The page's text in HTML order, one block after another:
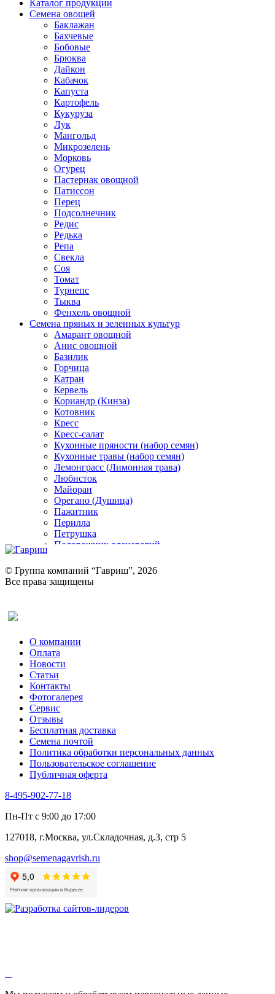
Каталог продукции
Семена овощей
Баклажан
Бахчевые
Бобовые
Брюква
Дайкон
Кабачок
Капуста
Картофель
Кукуруза
Лук
Мангольд
Микрозелень
Морковь
Огурец
Пастернак овощной
Патиссон
Перец
Подсолнечник
Редис
Редька
Репа
Свекла
Соя
Томат
Турнепс
Тыква
Фенхель овощной
Семена пряных и зеленных культур
Амарант овощной
Анис овощной
Базилик
Горчица
Катран
Кервель
Кориандр (Кинза)
Котовник
Кресс
Кресс-салат
Кухонные пряности (набор семян)
Кухонные травы (набор семян)
Лемонграсс (Лимонная трава)
Любисток
Майоран
Орегано (Душица)
Пажитник
Перилла
Петрушка
Подорожник оленерогий
Ревень
Рукола
Рута
Тмин
Трава для чая
Туласи
Укроп
Фенхель пряный
Хризантема овощная
Цикорий пряный
Цикорий салатный (Витлуф)
Черемша
Шпинат
Щавель
Эндивий
Эстрагон
Алтей
Бессмертник
Валериана
Валерианелла
Гибискус лекарственный
Девясил
Душица
Змееголовник
© Группа компаний “Гавриш”, 2026
Все права защищены
О компании
Оплата
Новости
Статьи
Контакты
Фотогалерея​
Сервис
Отзывы
Бесплатная доставка
Семена почтой
Политика обработки персональных данных
Пользовательское соглашение
Публичная оферта
8-495-902-77-18
Пн-Пт с 9:00 до 17:00
127018, г.Москва, ул.Складочная, д.3, стр 5
shop@semenagavrish.ru